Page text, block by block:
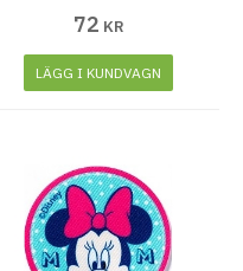
72 KR
LÄGG I KUNDVAGN